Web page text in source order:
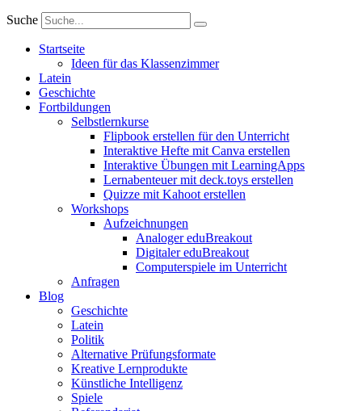
Suche
Startseite
Ideen für das Klassenzimmer
Latein
Geschichte
Fortbildungen
Selbstlernkurse
Flipbook erstellen für den Unterricht
Interaktive Hefte mit Canva erstellen
Interaktive Übungen mit LearningApps
Lernabenteuer mit deck.toys erstellen
Quizze mit Kahoot erstellen
Workshops
Aufzeichnungen
Analoger eduBreakout
Digitaler eduBreakout
Computerspiele im Unterricht
Anfragen
Blog
Geschichte
Latein
Politik
Alternative Prüfungsformate
Kreative Lernprodukte
Künstliche Intelligenz
Spiele